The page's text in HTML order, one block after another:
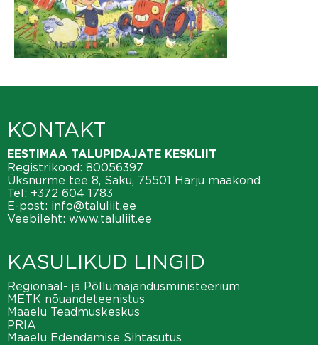
KONTAKT
EESTIMAA TALUPIDAJATE KESKLIIT
Registrikood: 80056397
Üksnurme tee 8, Saku, 75501 Harju maakond
Tel: +372 604 1783
E-post: info@taluliit.ee
Veebileht: www.taluliit.ee
KASULIKUD LINGID
Regionaal- ja Põllumajandusministeerium
METK nõuandeteenistus
Maaelu Teadmuskeskus
PRIA
Maaelu Edendamise Sihtasutus